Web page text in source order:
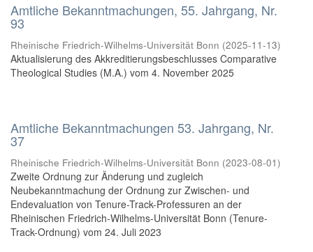
Amtliche Bekanntmachungen, 55. Jahrgang, Nr.
93
Rheinische Friedrich-Wilhelms-Universität Bonn (2025-11-13)
Aktualisierung des Akkreditierungsbeschlusses Comparative
Theological Studies (M.A.) vom 4. November 2025
Amtliche Bekanntmachungen 53. Jahrgang, Nr.
37
Rheinische Friedrich-Wilhelms-Universität Bonn (2023-08-01)
Zweite Ordnung zur Änderung und zugleich
Neubekanntmachung der Ordnung zur Zwischen- und
Endevaluation von Tenure-Track-Professuren an der
Rheinischen Friedrich-Wilhelms-Universität Bonn (Tenure-
Track-Ordnung) vom 24. Juli 2023